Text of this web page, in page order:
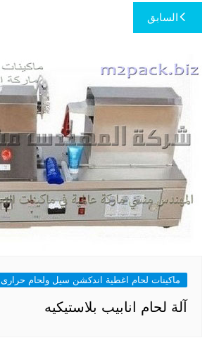
تصفّح
المقالات
السابق
ماكينات لحام اغطية اندكشن سيل ولحام حرارى
آلة لحام انابيب بلاستيكيه